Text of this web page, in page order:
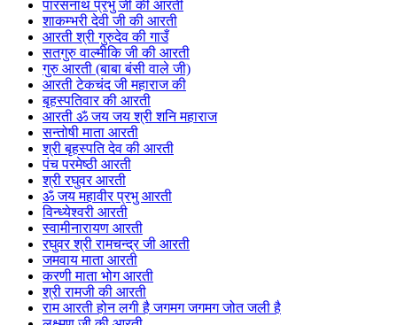
पारसनाथ प्रभु जी की आरती
शाकम्भरी देवी जी की आरती
आरती श्री गुरुदेव की गाउँ
सतगुरु वाल्मीकि जी की आरती
गुरु आरती (बाबा बंसी वाले जी)
आरती टेकचंद जी महाराज की
बृहस्पतिवार की आरती
आरती ॐ जय जय श्री शनि महाराज
सन्तोषी माता आरती
श्री बृहस्पति देव की आरती
पंच परमेष्ठी आरती
श्री रघुवर आरती
ॐ जय महावीर प्रभु आरती
विन्ध्येश्वरी आरती
स्वामीनारायण आरती
रघुवर श्री रामचन्द्र जी आरती
जमवाय माता आरती
करणी माता भोग आरती
श्री रामजी की आरती
राम आरती होन लगी है जगमग जगमग जोत जली है